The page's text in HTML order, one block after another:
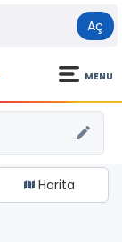
Aç
MENU
Harita